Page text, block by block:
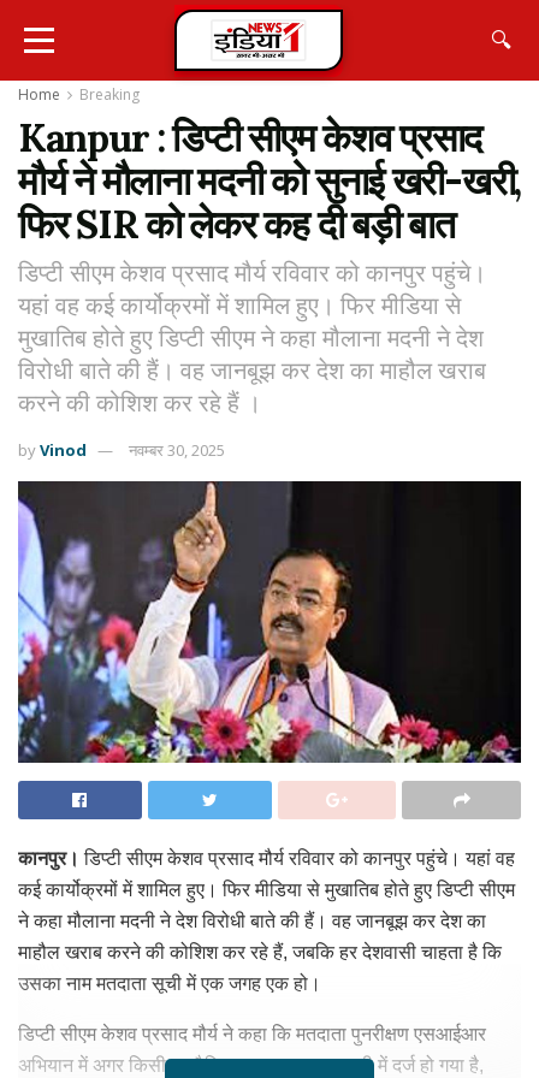
🔍
Home Breaking
Kanpur : डिप्टी सीएम केशव प्रसाद
मौर्य ने मौलाना मदनी को सुनाई खरी-खरी,
फिर SIR को लेकर कह दी बड़ी बात
डिप्टी सीएम केशव प्रसाद मौर्य रविवार को कानपुर पहुंचे।
यहां वह कई कार्योक्रमों में शामिल हुए। फिर मीडिया से
मुखातिब होते हुए डिप्टी सीएम ने कहा मौलाना मदनी ने देश
विरोधी बाते की हैं। वह जानबूझ कर देश का माहौल खराब
करने की कोशिश कर रहे हैं ।
byVinod नवम्बर 30, 2025
कानपुर। डिप्टी सीएम केशव प्रसाद मौर्य रविवार को कानपुर पहुंचे। यहां वह
कई कार्योक्रमों में शामिल हुए। फिर मीडिया से मुखातिब होते हुए डिप्टी सीएम
ने कहा मौलाना मदनी ने देश विरोधी बाते की हैं। वह जानबूझ कर देश का
माहौल खराब करने की कोशिश कर रहे हैं, जबकि हर देशवासी चाहता है कि
उसका नाम मतदाता सूची में एक जगह एक हो।
डिप्टी सीएम केशव प्रसाद मौर्य ने कहा कि मतदाता पुनरीक्षण एसआईआर
अभियान में अगर किसी घुसपैठिए का नाम मतदाता सूची में दर्ज हो गया है,